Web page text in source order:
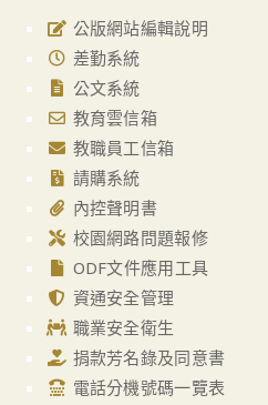
公版網站編輯說明
差勤系統
公文系統
教育雲信箱
教職員工信箱
請購系統
內控聲明書
校園網路問題報修
ODF文件應用工具
資通安全管理
職業安全衛生
捐款芳名錄及同意書
電話分機號碼一覽表